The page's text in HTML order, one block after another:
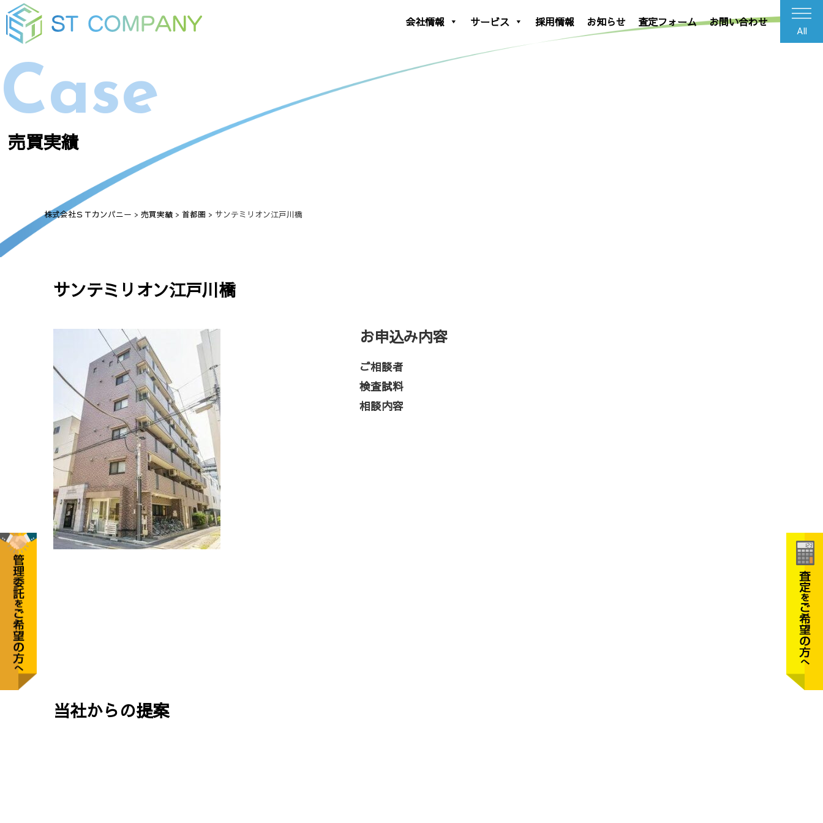
会社情報 サービス 採用情報 お知らせ 査定フォーム お問い合わせ
All
Case
売買実績
株式会社ＳＴカンパニー > 売買実績 > 首都圏 > サンテミリオン江戸川橋
サンテミリオン江戸川橋
お申込み内容
ご相談者
検査試料
相談内容
当社からの提案